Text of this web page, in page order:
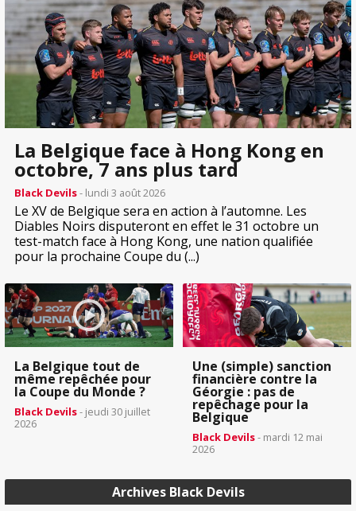
La Belgique face à Hong Kong en
octobre, 7 ans plus tard
Black Devils- lundi 3 août 2026
Le XV de Belgique sera en action à l’automne. Les
Diables Noirs disputeront en effet le 31 octobre un
test-match face à Hong Kong, une nation qualifiée
pour la prochaine Coupe du (...)
La Belgique tout de
même repêchée pour
la Coupe du Monde ?
Black Devils- jeudi 30 juillet
2026
Une (simple) sanction
financière contre la
Géorgie : pas de
repêchage pour la
Belgique
Black Devils- mardi 12 mai
2026
Archives Black Devils